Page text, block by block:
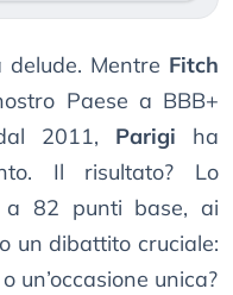
delude. Mentre Fitch
Paese a BBB+
2011, Parigi ha
Il risultato? Lo
a 82 punti base, ai
un dibattito cruciale:
un’occasione unica?